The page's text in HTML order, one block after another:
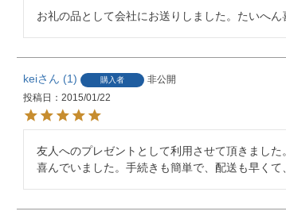
お礼の品として会社にお送りしました。たいへ
kei 1 購入者
非公開
投稿日
2015/01/22
友人へのプレゼントとして利用させて頂きまし
喜んでいました。手続きも簡単で、配送も早くて